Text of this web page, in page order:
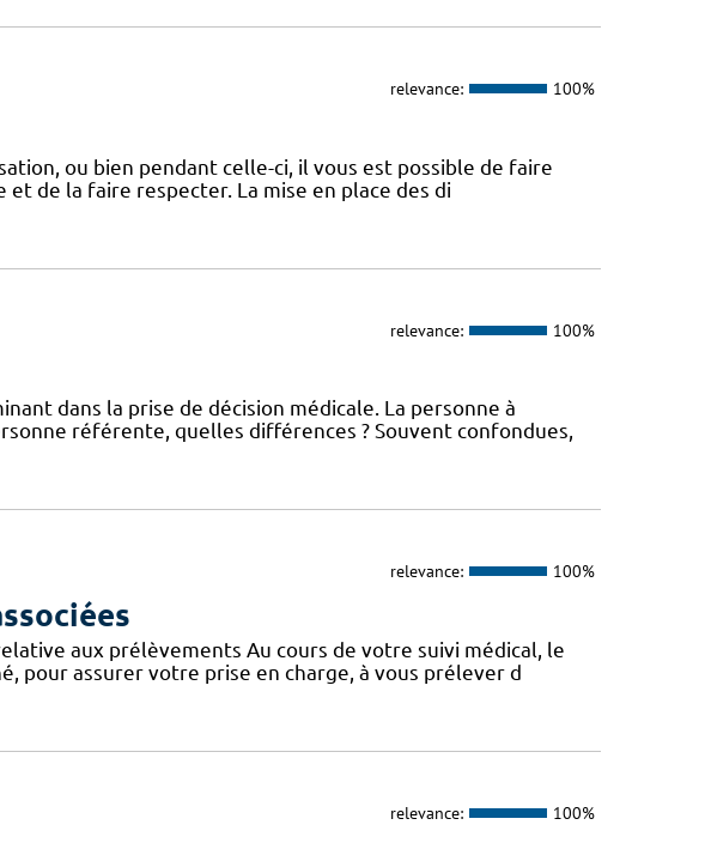
relevance: 100%
ou bien pendant celle-ci, il vous est possible de faire
de la faire respecter. La mise en place des di
relevance: 100%
dans la prise de décision médicale. La personne à
référente, quelles différences ? Souvent confondues,
relevance: 100%
aux prélèvements Au cours de votre suivi médical, le
pour assurer votre prise en charge, à vous prélever d
relevance: 100%